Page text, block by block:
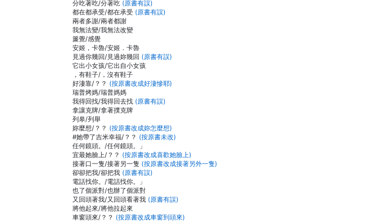
分吃著吃/分著吃 (原書有誤)
都在都承受/都在承受 (原書有誤)
兩者多謝/兩者都謝
我無法變/我無法改變
簾覺/感覺
安姬，卡魯/安姬．卡魯
見過你幾回/見過妳幾回 (原書有誤)
它出小女孩/它出自小女孩
，有鞋子/，沒有鞋子
好淒靠/？？ (按原書改成好淒慘耶)
瑞普烤媽/瑞普媽媽
我得回找/我得回去找 (原書有誤)
拿讓克牌/拿著撲克牌
列皋/列舉
妳麼想/？？ (按原書改成妳怎麼想)
#她帶了吉米幸福/？？ (按原書未改)
任何鏡頭。/任何鏡頭。」
宜最她臉上/？？ (按原書改成喜歡她臉上)
接著口一隻/接著另一隻 (按原書改成接著另外一隻)
卻卻把我/卻把我 (原書有誤)
電話找你。/電話找你。」
也了個派對/也辦了個派對
又回頭著我/又回頭看著我 (原書有誤)
將他起來/將他拉起來
車窗頭來/？？ (按原書改成車窗到頭來)